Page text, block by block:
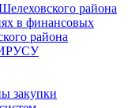
района
в финансовых
района
закупки